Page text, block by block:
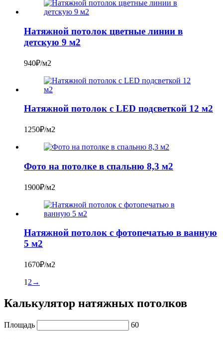
Натяжной потолок цветные линии в
детскую 9 м2
940₽/м2
Натяжной потолок с LED подсветкой 12 м2
1250₽/м2
Фото на потолке в спальню 8,3 м2
1900₽/м2
Натяжной потолок с фотопечатью в ванную
5 м2
1670₽/м2
1 2 →
Калькулятор натяжных потолков
Площадь 60